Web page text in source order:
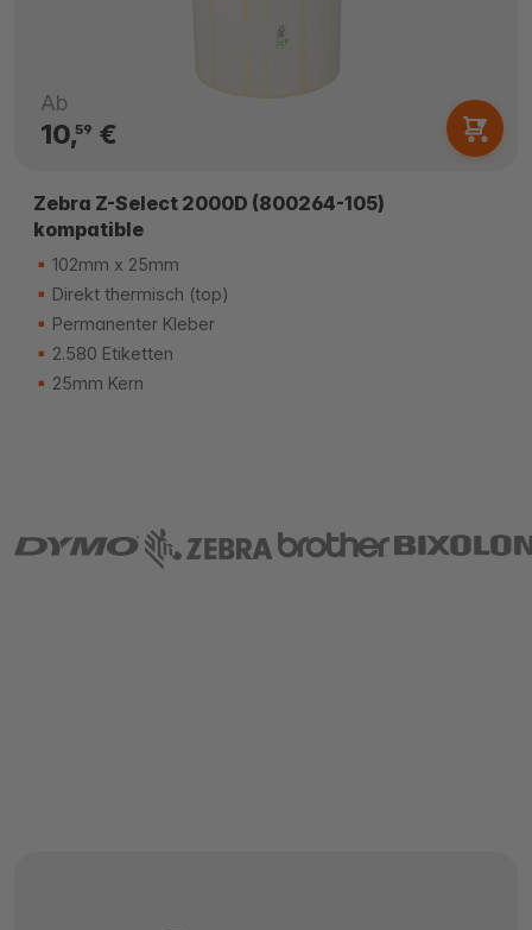
Ab
10,59 €
Zebra Z-Select 2000D (800264-105)
kompatible
102mm x 25mm
Direkt thermisch (top)
Permanenter Kleber
2.580 Etiketten
25mm Kern